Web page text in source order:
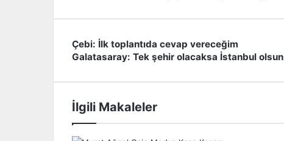
Ç
e
i
Çebi: İlk toplantıda cevap vereceğim
G
l
Galatasaray: Tek şehir olacaksa İstanbul olsun
İlgili Makaleler